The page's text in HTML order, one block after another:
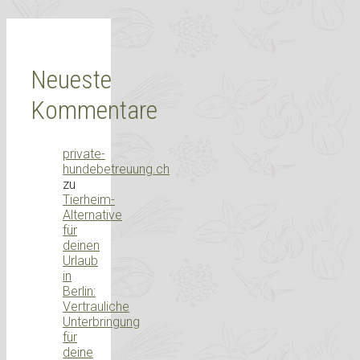
Neueste
Kommentare
private-
hundebetreuung.ch
zu
Tierheim-
Alternative
für
deinen
Urlaub
in
Berlin:
Vertrauliche
Unterbringung
für
deine